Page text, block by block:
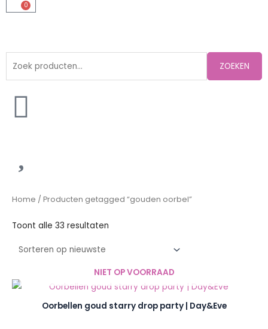
0
Winkelwagen
ZOEKEN
Home / Producten getagged “gouden oorbel”
Toont alle 33 resultaten
nieuwste
NIET OP VOORRAAD
Oorbellen goud starry drop party | Day&Eve